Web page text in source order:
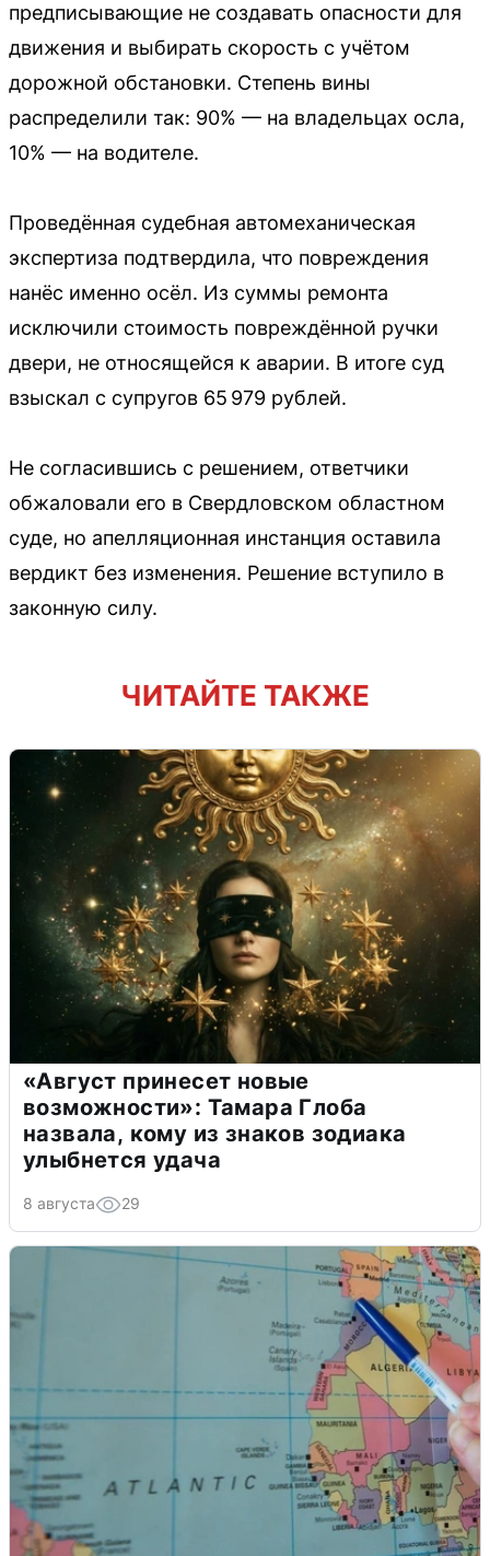
предписывающие не создавать опасности для
движения и выбирать скорость с учётом
дорожной обстановки. Степень вины
распределили так: 90% — на владельцах осла,
10% — на водителе.
Проведённая судебная автомеханическая
экспертиза подтвердила, что повреждения
нанёс именно осёл. Из суммы ремонта
исключили стоимость повреждённой ручки
двери, не относящейся к аварии. В итоге суд
взыскал с супругов 65 979 рублей.
Не согласившись с решением, ответчики
обжаловали его в Свердловском областном
суде, но апелляционная инстанция оставила
вердикт без изменения. Решение вступило в
законную силу.
ЧИТАЙТЕ ТАКЖЕ
«Август принесет новые
возможности»: Тамара Глоба
назвала, кому из знаков зодиака
улыбнется удача
8 августа 29